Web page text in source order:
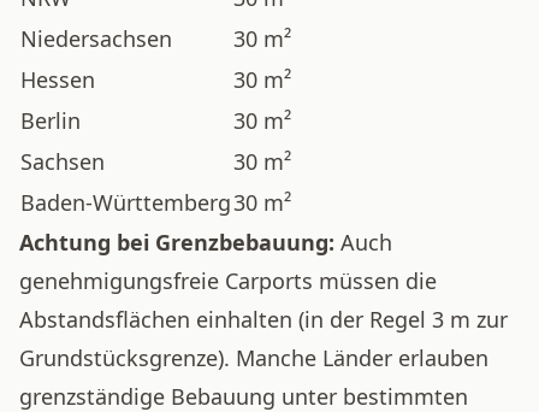
Niedersachsen
30 m²
Hessen
30 m²
Berlin
30 m²
Sachsen
30 m²
Baden-Württemberg30 m²
Achtung bei Grenzbebauung: Auch
genehmigungsfreie Carports müssen die
Abstandsflächen einhalten (in der Regel 3 m zur
Grundstücksgrenze). Manche Länder erlauben
grenzständige Bebauung unter bestimmten